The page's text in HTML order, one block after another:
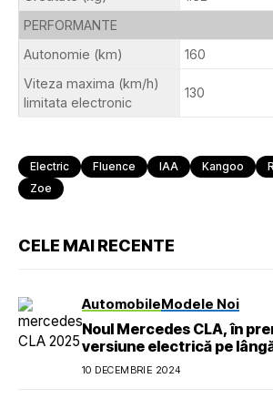
PERFORMANTE
Autonomie (km)
160
Viteza maxima (km/h)
limitata electronic
130
Electric Fluence IAA Kangoo
Zoe
CELE MAI RECENTE
AutomobileModele Noi
Noul Mercedes CLA, în
versiune electrică pe
10 DECEMBRIE 2024